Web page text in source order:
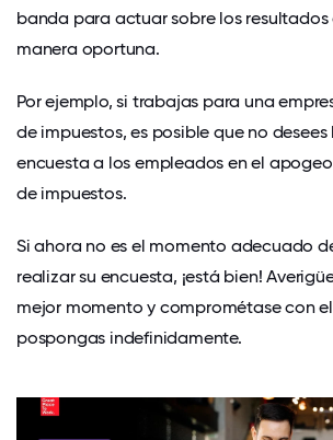
banda para actuar sobre los
manera oportuna.
Por ejemplo, si trabajas para una
de impuestos, es posible que no desees
encuesta a los empleados en el
de impuestos.
Si ahora no es el momento adecuado
realizar su encuesta, ¡está bien!
mejor momento y comprométase con
pospongas indefinidamente.